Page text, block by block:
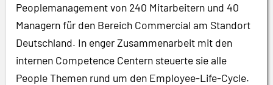
Peoplemanagement von 240 Mitarbeitern und 40
Managern für den Bereich Commercial am Standort
Deutschland. In enger Zusammenarbeit mit den
internen Competence Centern steuerte sie alle
People Themen rund um den Employee-Life-Cycle.